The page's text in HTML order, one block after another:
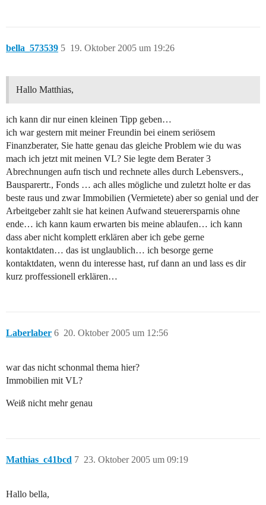
bella_573539 19. Oktober 2005 um 19:26
5
Hallo Matthias,
ich kann dir nur einen kleinen Tipp geben…
ich war gestern mit meiner Freundin bei einem seriösem
Finanzberater, Sie hatte genau das gleiche Problem wie du was
mach ich jetzt mit meinen VL? Sie legte dem Berater 3
Abrechnungen aufn tisch und rechnete alles durch Lebensvers.,
Bausparertr., Fonds … ach alles mögliche und zuletzt holte er das
beste raus und zwar Immobilien (Vermietete) aber so genial und der
Arbeitgeber zahlt sie hat keinen Aufwand steuerersparnis ohne
ende… ich kann kaum erwarten bis meine ablaufen… ich kann
dass aber nicht komplett erklären aber ich gebe gerne
kontaktdaten… das ist unglaublich… ich besorge gerne
kontaktdaten, wenn du interesse hast, ruf dann an und lass es dir
kurz proffessionell erklären…
Laberlaber 20. Oktober 2005 um 12:56
6
war das nicht schonmal thema hier?
Immobilien mit VL?
Weiß nicht mehr genau
Mathias_c41bcd 23. Oktober 2005 um 09:19
7
Hallo bella,